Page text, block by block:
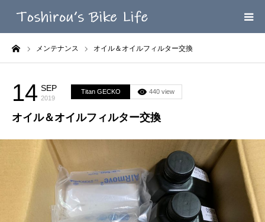
メンテナンス オイル＆オイルフィルター交換
14 SEP
2019
Titan GECKO 440 view
オイル＆オイルフィルター交換
HOME
MEGA MENU
INFOMATION
LINK’ｓ
CONTACT